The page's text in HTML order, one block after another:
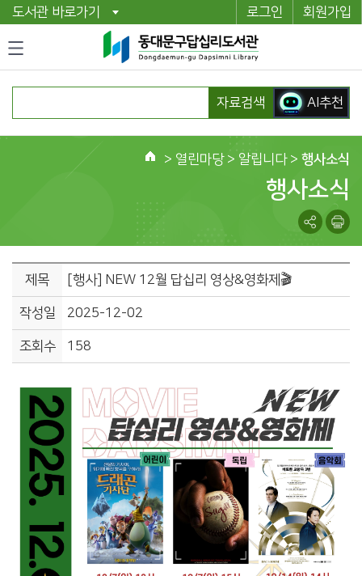
도서관 바로가기 로그인 회원가입
자료검색 AI추천
홈
> 열린마당> 알립니다 > 행사소식
행사소식
제목 [행사] NEW 12월 답십리 영상&영화제🎬
작성일 2025-12-02
조회수 158